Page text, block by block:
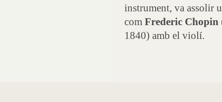
instrument, va assolir
com Frederic Chopin
1840) amb el violí.